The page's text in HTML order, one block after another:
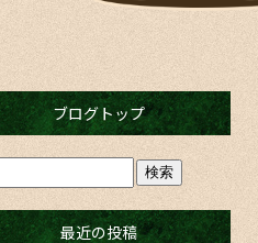
ブログトップ
最近の投稿